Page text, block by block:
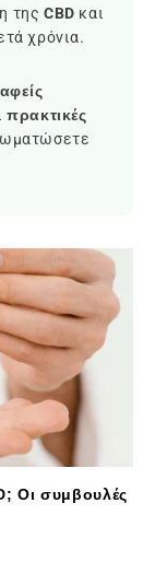
τηςCBD και
χρόνια.
πρακτικές
Οι συμβουλές